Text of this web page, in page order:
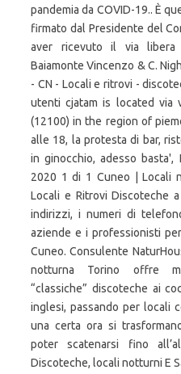
pandemia da COVID-19.. È
firmato dal Presidente del
aver ricevuto il via
Baiamonte Vincenzo & C.
- CN - Locali e ritrovi -
utenti cjatam is located via
(12100) in the region of
alle 18, la protesta di bar,
in ginocchio, adesso
2020 1 di 1 Cuneo | Locali
Locali e Ritrovi Discoteche
indirizzi, i numeri di
aziende e i professionisti
Cuneo. Consulente
notturna Torino offre
“classiche” discoteche ai
inglesi, passando per locali
una certa ora si
poter scatenarsi fino
Discoteche, locali notturni E